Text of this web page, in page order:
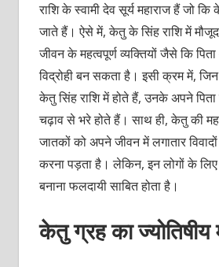
राशि के स्वामी देव सूर्यमहाराज हैं जो
जाते हैं। ऐसे में, केतु के सिंह राशि में
जीवन के महत्वपूर्ण व्यक्तियों जैसे कि
विद्रोही बन सकता है। इसी क्रम में,
केतु सिंह राशि में होते हैं, उनके अपने
चढ़ाव से भरे होते हैं। साथ ही, केतु की
जातकों को अपने जीवन में लगातार
करना पड़ता है। लेकिन, इन लोगों के लिए
बनाना फलदायी साबित होता है।
केतु ग्रह का ज्योतिषीय